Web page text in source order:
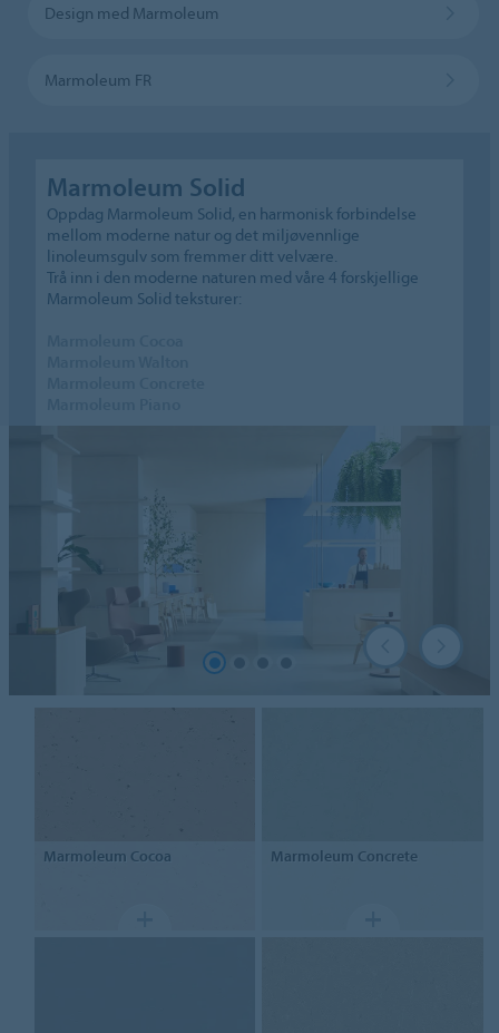
Design med Marmoleum
Marmoleum FR
Marmoleum Solid
Oppdag Marmoleum Solid, en harmonisk forbindelse
mellom moderne natur og det miljøvennlige
linoleumsgulv som fremmer ditt velvære.
Trå inn i den moderne naturen med våre 4 forskjellige
Marmoleum Solid teksturer:
Marmoleum Cocoa Marmoleum Concrete